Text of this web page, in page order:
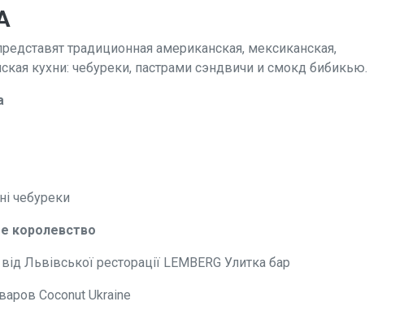
традиционная американская, мексиканская,
кухни: чебуреки, пастрами сэндвичи и смокд бибикью.
чебуреки
королевство
ресторації LEMBERG Улитка бар
Coconut Ukraine